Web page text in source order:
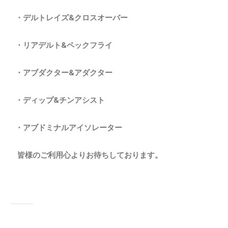
・デルトレイズ&クロスオーバー
・リアデルト&ペックフライ
・アブダクター&アダクター
・ディップ&チンアシスト
・アブドミナルアイソレーター
皆様のご利用心よりお待ちしております。